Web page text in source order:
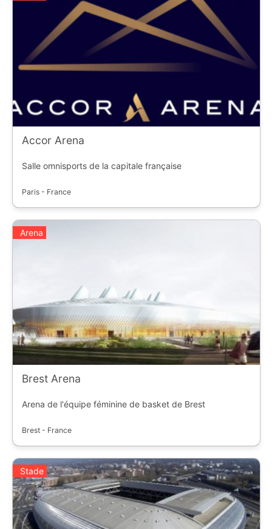
Accor Arena
Salle omnisports de la capitale française
Paris - France
Arena
Brest Arena
Arena de l'équipe féminine de basket de Brest
Brest - France
Stade